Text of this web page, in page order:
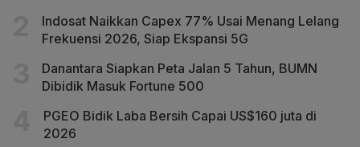
Indosat Naikkan Capex 77% Usai Menang Lelang
Frekuensi 2026, Siap Ekspansi 5G
Danantara Siapkan Peta Jalan 5 Tahun, BUMN
Dibidik Masuk Fortune 500
PGEO Bidik Laba Bersih Capai US$160 juta di
2026